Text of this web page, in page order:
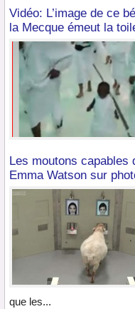
Vidéo: L’image de ce
la Mecque émeut la
Les moutons capables
Emma Watson sur
que les...